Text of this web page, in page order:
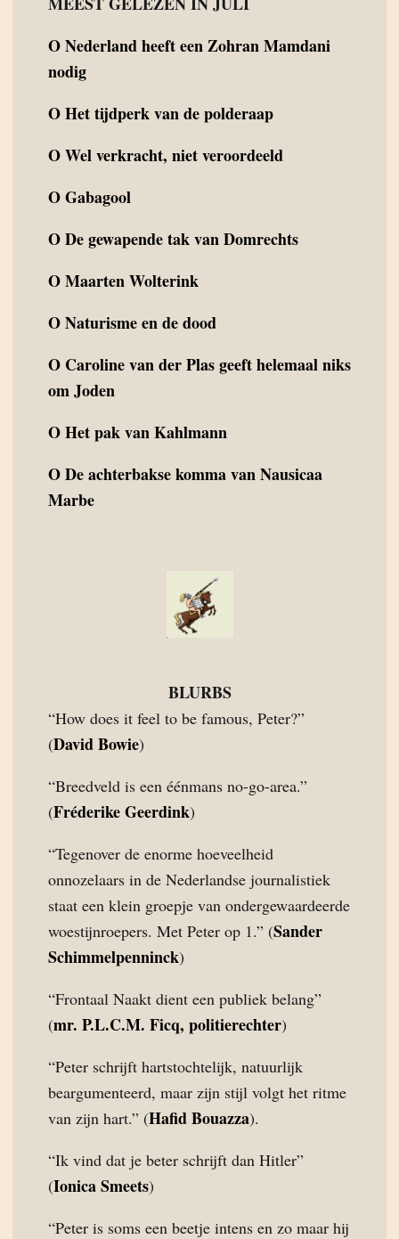
ONederland heeft een Zohran Mamdani
nodig
OHet tijdperk van de polderaap
OWel verkracht, niet veroordeeld
OGabagool
ODe gewapende tak van Domrechts
OMaarten Wolterink
ONaturisme en de dood
O Caroline van der Plas geeft helemaal niks
om Joden
OHet pak van Kahlmann
ODe achterbakse komma van Nausicaa
Marbe
BLURBS
“How does it feel to be famous, Peter?”
(David Bowie)
“Breedveld is een éénmans no-go-area.”
(Fréderike Geerdink)
“Tegenover de enorme hoeveelheid
onnozelaars in de Nederlandse journalistiek
staat een klein groepje van ondergewaardeerde
woestijnroepers. Met Peter op 1.” (Sander
Schimmelpenninck)
“Frontaal Naakt dient een publiek belang”
(mr. P.L.C.M. Ficq, politierechter)
“Peter schrijft hartstochtelijk, natuurlijk
beargumenteerd, maar zijn stijl volgt het ritme
van zijn hart.” (Hafid Bouazza).
“Ik vind dat je beter schrijft dan Hitler”
(Ionica Smeets)
“Peter is soms een beetje intens en zo maar hij